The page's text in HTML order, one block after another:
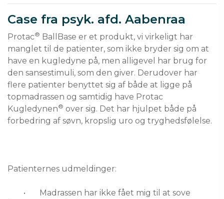
Case fra psyk. afd. Aabenraa
Protac® BallBase er et produkt, vi virkeligt har
manglet til de patienter, som ikke bryder sig om at
have en kugledyne på, men alligevel har brug for
den sansestimuli, som den giver. Derudover har
flere patienter benyttet sig af både at ligge på
topmadrassen og samtidig have Protac
Kugledynen® over sig. Det har hjulpet både på
Patienternes udmeldinger: